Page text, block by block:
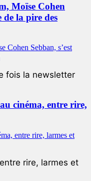
Moïse Cohen
de la pire des
fois la newsletter
cinéma, entre rire,
rire, larmes et